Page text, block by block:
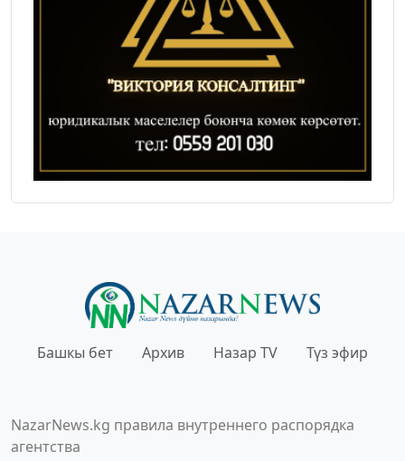
Башкы бет Архив Назар TV Түз эфир
NazarNews.kg правила внутреннего распорядка
агентства